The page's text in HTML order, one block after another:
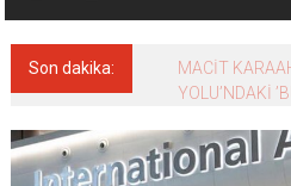
Son dakika:
MACİT
YOLU’NDAKİ